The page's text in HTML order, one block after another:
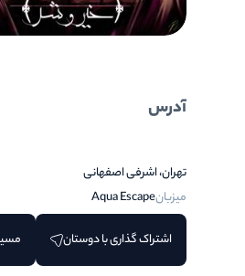
آدرس
تهران، اشرفی اصفهانی
میزبانAqua Escape
اشتراک گذاری با دوستان